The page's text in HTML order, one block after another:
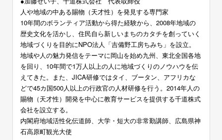
人や地域の中ある賜物（天才性）を発見する専門家
10年間のボランティア活動から得た経験から、2008年地域の
歴史文化を活かし、住民自ら新しいまちのカタチを創っていく
地域づくりを目的にNPO法人「吉備野工房ちみち」を設立。
地域や人の魅力発信をテーマに岡山を始め九州、東北全国各地
を回り、10年間で1万人以上の人に地域づくりのノウハウを伝
えてきた。また、JICA研修ではタイ、ブータン、アフリカな
どで45カ国500人以上の行政官の人材研修を行う。2014年人の
賜物（天才性）開発を中心に教育サービスを提供する千道株式
会社を設立する。
内閣府地域活性化伝道師、大学・短大の非常勤講師、広島県神
石高原町観光大使